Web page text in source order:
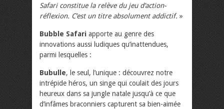
Safari constitue la relève du jeu d’action-
réflexion. C’est un titre absolument addictif. »
Bubble Safari apporte au genre des
innovations aussi ludiques qu’inattendues,
parmi lesquelles :
Bubulle, le seul, l’unique : découvrez notre
intrépide héros, un singe qui coulait des jours
heureux dans sa jungle natale jusqu’à ce que
d’infâmes braconniers capturent sa bien-aimée